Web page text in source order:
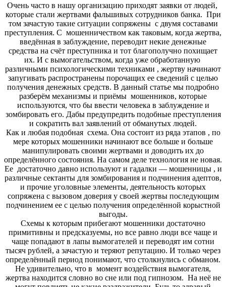
Очень часто в нашу организацию приходят заявки от людей,
которые стали жертвами фальшивых сотрудников банка. При
том зачастую такие ситуации сопряжены с двумя составами
преступления. С мошенничеством как таковым, когда жертва,
введённая в заблуждение, переводит некие денежные
средства на счёт преступника и тот благополучно похищает
их. И с вымогательством, когда уже обработанную
различными психологическими техниками , жертву начинают
запугивать распространены порочащих ее сведений с целью
получения денежных средств. В данный статье мы подробно
разберём механизмы и приёмы мошенников, которые
используются, что бы ввести человека в заблуждение и
зомбировать его. Дабы предупредить подобные преступления
и сократить вал заявлений от обманутых людей.
Как и любая подобная схема. Она состоит из ряда этапов , по
мере которых мошенники начинают все больше и больше
манипулировать своими жертвами и доводить их до
определённого состояния. На самом деле технология не новая.
Ее достаточно давно используют и гадалки — мошенницы, и
различные сектанты для зомбирования и подчинения адептов,
и прочие уголовные элементы, деятельность которых
сопряжена с вызовом доверия у своей жертвы последующим
подчинением ее с целью получения определённой корыстной
выгоды.
Схемы к которым прибегают мошенники достаточно
примитивны и предсказуемы, но все равно люди все чаще и
чаще попадают в лапы вымогателей и переводят им сотни
тысяч рублей, а зачастую и теряют репутацию. И только через
определённый период понимают, что столкнулись с обманом.
Не удивительно, что в момент воздействия вымогателя,
жертва находится словно во сне или под гипнозом. На неё не